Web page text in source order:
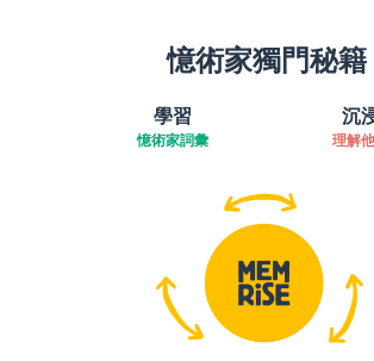
憶術家獨門秘籍
學習
憶術家詞彙
沉
理解